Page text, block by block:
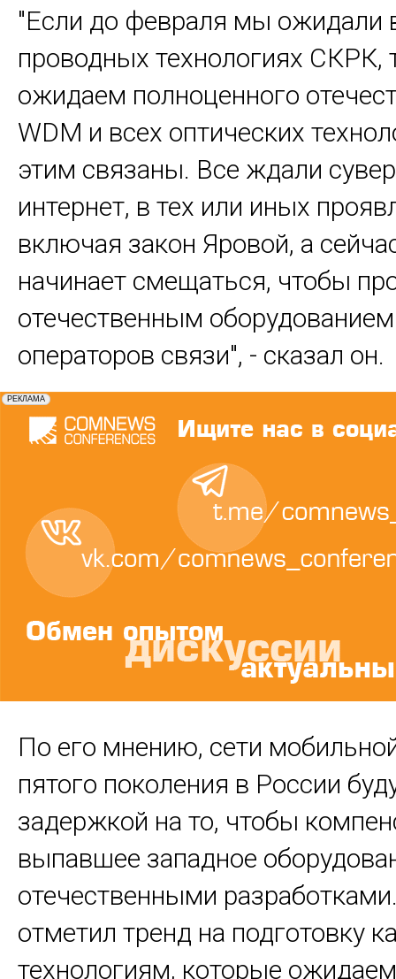
"Если до февраля мы ожидали
проводных технологиях СКРК,
ожидаем полноценного
WDM и всех оптических
этим связаны. Все ждали
интернет, в тех или иных
включая закон Яровой, а
начинает смещаться, чтобы
отечественным
операторов связи", - сказал он.
По его мнению, сети
пятого поколения в России
задержкой на то, чтобы
выпавшее западное
отечественными
отметил тренд на подготовку
технологиям, которые